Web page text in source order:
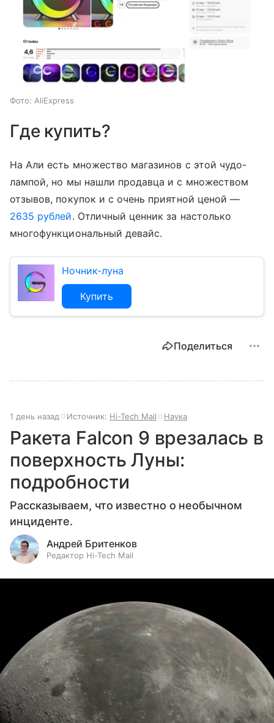
Фото: AliExpress
Где купить?
На Али есть множество магазинов с этой чудо-
лампой, но мы нашли продавца и с множеством
отзывов, покупок и с очень приятной ценой —
2635 рублей. Отличный ценник за настолько
многофункциональный девайс.
Ночник-луна
Купить
Поделиться
1 день назад Источник: Hi-Tech Mail Наука
Ракета Falcon 9 врезалась в
поверхность Луны:
подробности
Рассказываем, что известно о необычном
инциденте.
Андрей Бритенков
Редактор Hi-Tech Mail